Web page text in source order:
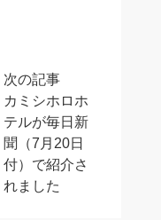
次の記事
カミシホロホ
テルが毎日新
聞（7月20日
付）で紹介さ
れました